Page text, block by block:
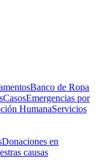
Banco de Ropa
CasosEmergencias por
HumanaServicios
Donaciones en
causas